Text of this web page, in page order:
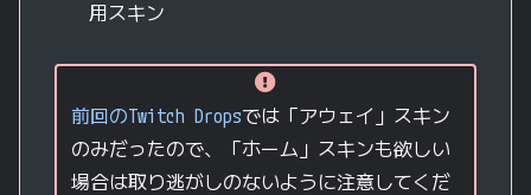
用スキン
前回のTwitch Dropsでは「アウェイ」スキン
のみだったので、「ホーム」スキンも欲しい
場合は取り逃がしのないように注意してくだ